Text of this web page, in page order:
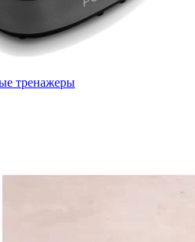
тренажеры